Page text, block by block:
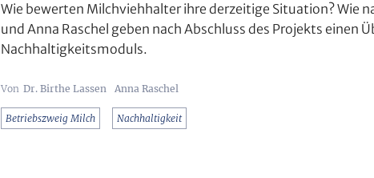
Wie bewerten Milchviehhalter ihre derzeitige Situation? Wie
und Anna Raschel geben nach Abschluss des Projekts einen
Nachhaltigkeitsmoduls.
Dr. Birthe Lassen Anna Raschel
Betriebszweig Milch Nachhaltigkeit